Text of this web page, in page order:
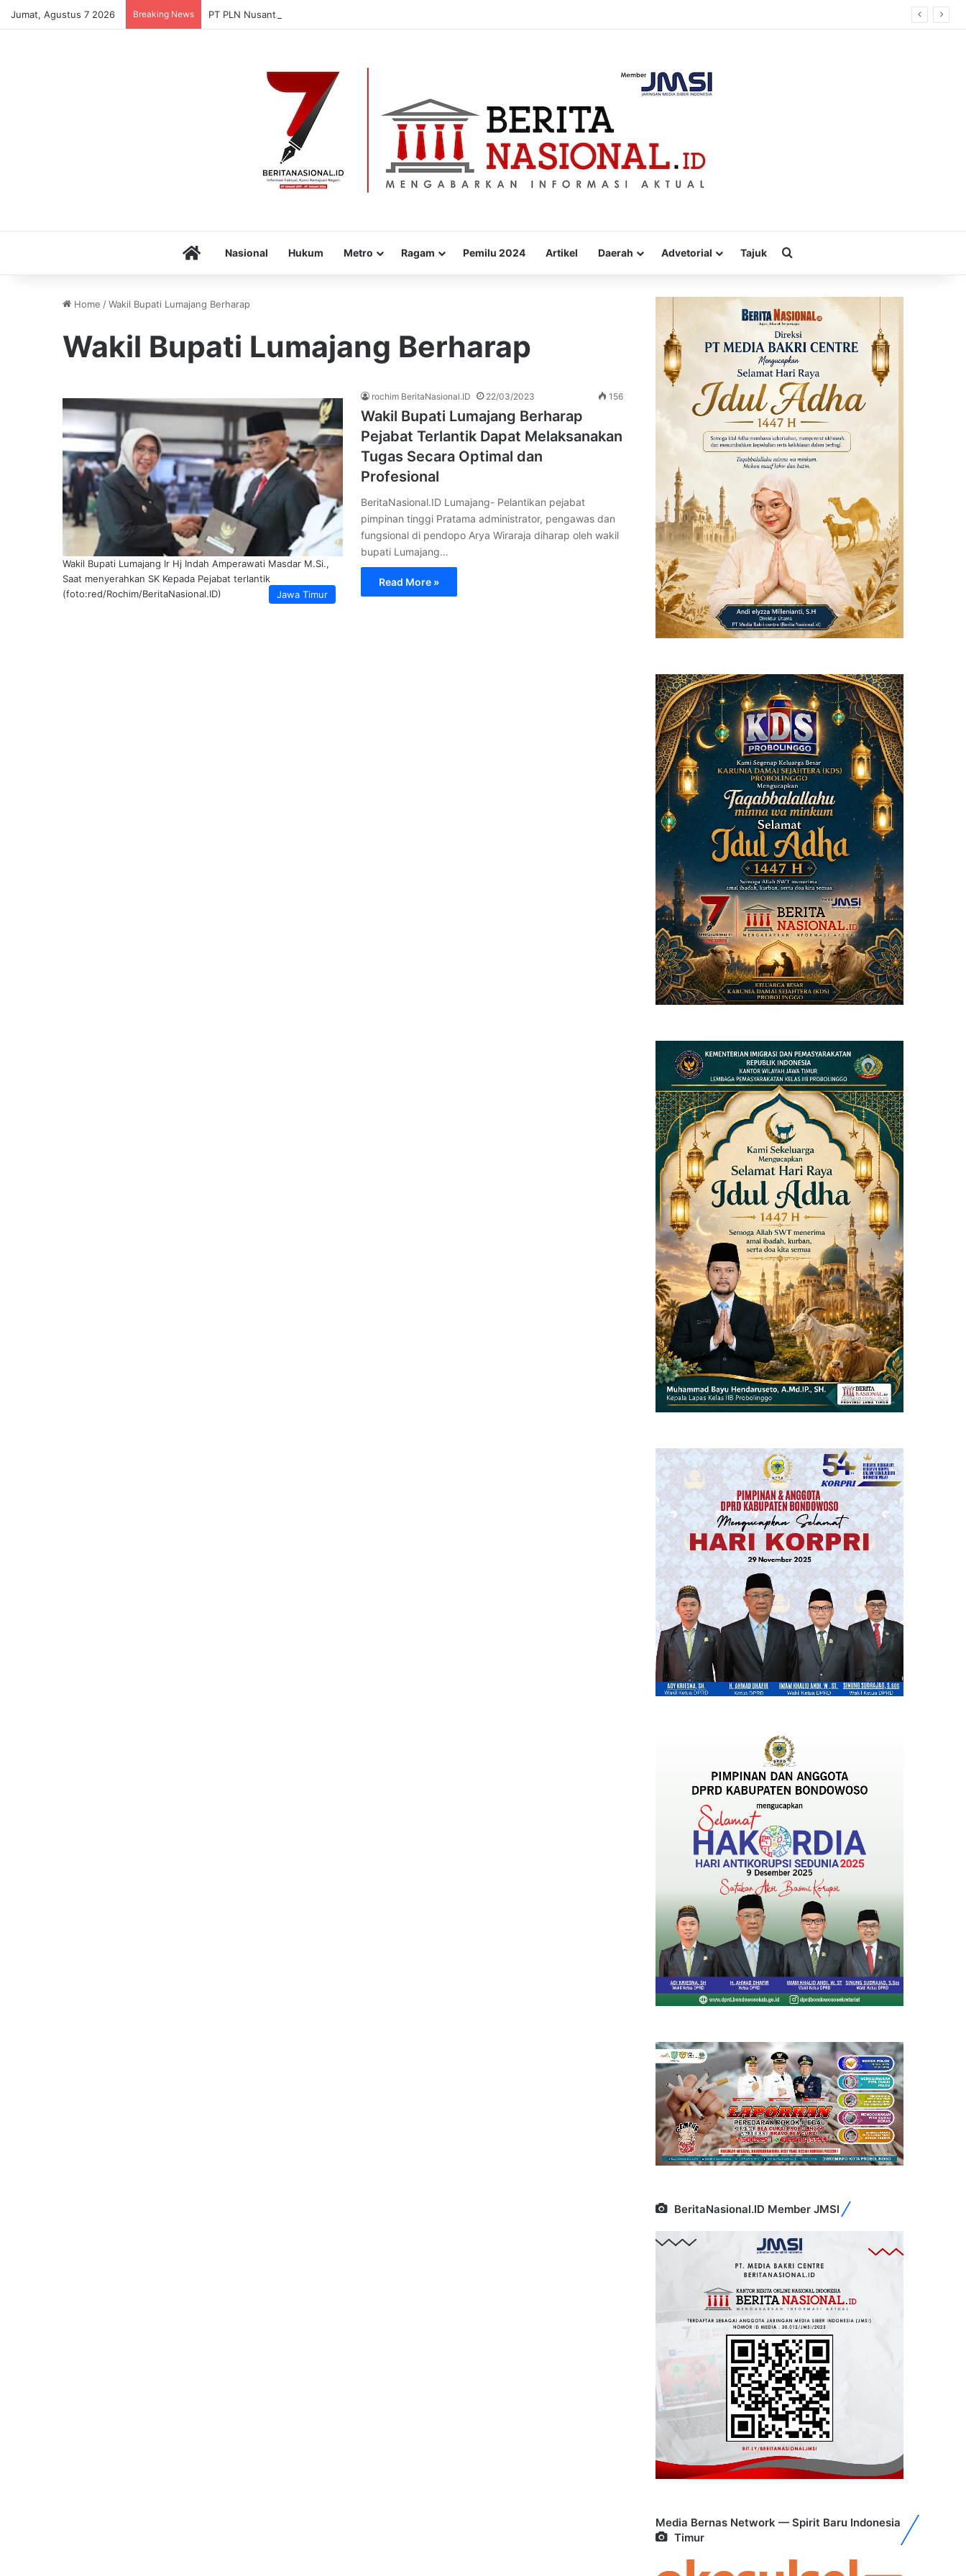
Jumat, Agustus 7 2026 Breaking News PT PLN Nusantara Power UP Sengkang Raih Penghargaan ISRA Award 2026, Perkuat Komitmen terhadap Keberlanjutan dan Pemberdayaan Masyarakat
HomeNasional Hukum Metro Ragam Pemilu 2024 Artikel Daerah Advetorial Tajuk
Home /Wakil Bupati Lumajang Berharap
Wakil Bupati Lumajang Berharap
Jawa Timur
Wakil Bupati Lumajang Ir Hj Indah Amperawati Masdar M.Si.,
Saat menyerahkan SK Kepada Pejabat terlantik
(foto:red/Rochim/BeritaNasional.ID)
rochim BeritaNasional.ID 22/03/2023 156
Wakil Bupati Lumajang Berharap
Pejabat Terlantik Dapat Melaksanakan
Tugas Secara Optimal dan
Profesional
BeritaNasional.ID Lumajang- Pelantikan pejabat
pimpinan tinggi Pratama administrator, pengawas dan
fungsional di pendopo Arya Wiraraja diharap oleh wakil
bupati Lumajang…
Read More »
BeritaNasional.ID Member JMSI
Media Bernas Network — Spirit Baru Indonesia
Timur